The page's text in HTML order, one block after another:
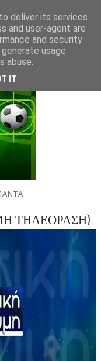
ΤΗΛΕΟΡΑΣΗ)
deliver its services
and user-agent are
and security
usage
abuse.
IT